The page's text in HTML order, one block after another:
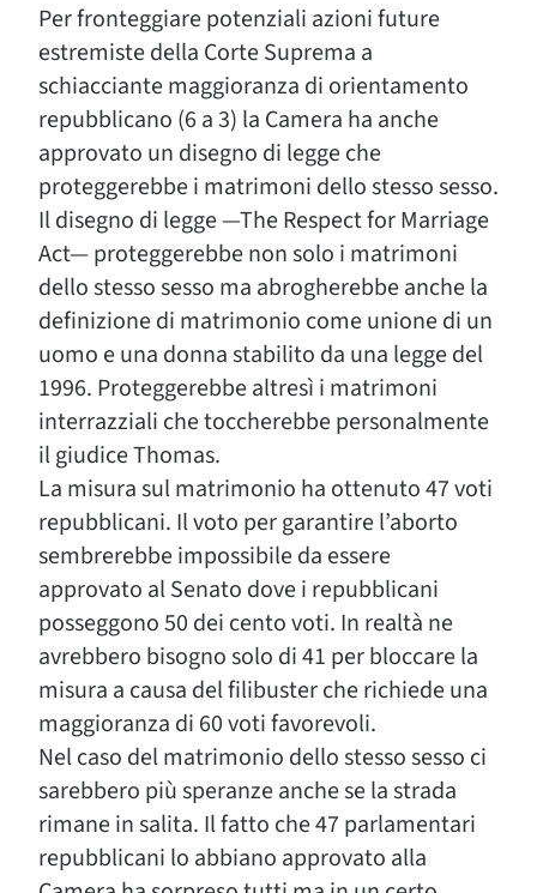
Per fronteggiare potenziali azioni future
estremiste della Corte Suprema a
schiacciante maggioranza di orientamento
repubblicano (6 a 3) la Camera ha anche
approvato un disegno di legge che
proteggerebbe i matrimoni dello stesso sesso.
Il disegno di legge —The Respect for Marriage
Act— proteggerebbe non solo i matrimoni
dello stesso sesso ma abrogherebbe anche la
definizione di matrimonio come unione di un
uomo e una donna stabilito da una legge del
1996. Proteggerebbe altresì i matrimoni
interrazziali che toccherebbe personalmente
il giudice Thomas.
La misura sul matrimonio ha ottenuto 47 voti
repubblicani. Il voto per garantire l’aborto
sembrerebbe impossibile da essere
approvato al Senato dove i repubblicani
posseggono 50 dei cento voti. In realtà ne
avrebbero bisogno solo di 41 per bloccare la
misura a causa del filibuster che richiede una
maggioranza di 60 voti favorevoli.
Nel caso del matrimonio dello stesso sesso ci
sarebbero più speranze anche se la strada
rimane in salita. Il fatto che 47 parlamentari
repubblicani lo abbiano approvato alla